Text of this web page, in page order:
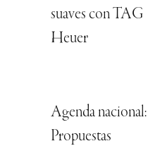
suaves con TAG
Heuer
Agenda nacional:
Propuestas